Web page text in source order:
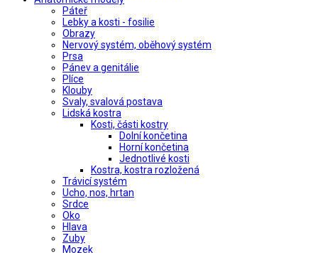
Páteř
Lebky a kosti - fosilie
Obrazy
Nervový systém, oběhový systém
Prsa
Pánev a genitálie
Plíce
Klouby
Svaly, svalová postava
Lidská kostra
Kosti, části kostry
Dolní končetina
Horní končetina
Jednotlivé kosti
Kostra, kostra rozložená
Trávicí systém
Ucho, nos, hrtan
Srdce
Oko
Hlava
Zuby
Mozek